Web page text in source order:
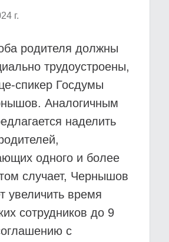
г.
родителя должны
трудоустроены,
спикер Госдумы
Аналогичным
наделить
одного и более
случает, Чернышов
увеличить время
сотрудников до 9
с